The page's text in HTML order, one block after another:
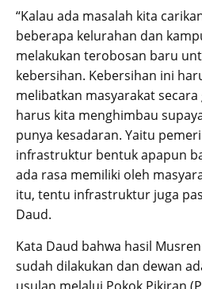
“Kalau ada masalah kita
beberapa kelurahan dan
melakukan terobosan baru
kebersihan. Kebersihan ini
melibatkan masyarakat
harus kita menghimbau
punya kesadaran. Yaitu
infrastruktur bentuk apapun
ada rasa memiliki oleh
itu, tentu infrastruktur juga
Daud.
Kata Daud bahwa hasil
sudah dilakukan dan dewan